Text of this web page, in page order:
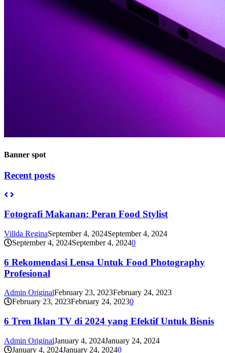
Banner spot
Recent posts
Fotografi Makanan: Peran Food Stylist
Villda ReginaSeptember 4, 2024September 4, 2024
September 4, 2024September 4, 20240
6 Rekomendasi Lensa Untuk Food Photography
Profesional
Admin OriginalFebruary 23, 2023February 24, 2023
February 23, 2023February 24, 20230
6 Tren Iklan TV di 2024 yang Efektif Untuk Bisnis
Admin OriginalJanuary 4, 2024January 24, 2024
January 4, 2024January 24, 20240